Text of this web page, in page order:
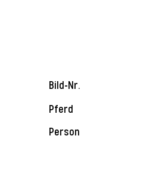
Bild-Nr.
Pferd
Person